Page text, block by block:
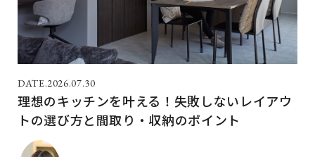
2026.07.30
理想のキッチンを叶える！失敗しないレイアウ
トの選び方と間取り・収納のポイント